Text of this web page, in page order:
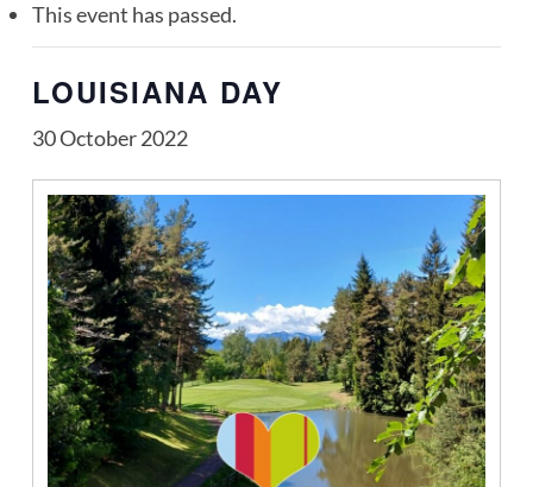
This event has passed.
LOUISIANA DAY
30 October 2022